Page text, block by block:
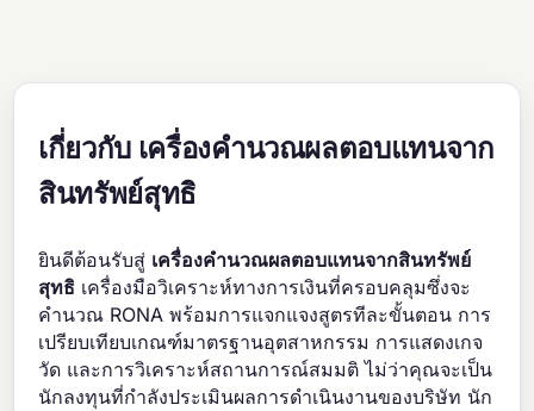
เกี่ยวกับ เครื่องคำนวณผลตอบแทนจาก
สินทรัพย์สุทธิ
ยินดีต้อนรับสู่ เครื่องคำนวณผลตอบแทนจากสินทรัพย์
สุทธิ เครื่องมือวิเคราะห์ทางการเงินที่ครอบคลุมซึ่งจะ
คำนวณ RONA พร้อมการแจกแจงสูตรทีละขั้นตอน การ
เปรียบเทียบเกณฑ์มาตรฐานอุตสาหกรรม การแสดงเกจ
วัด และการวิเคราะห์สถานการณ์สมมติ ไม่ว่าคุณจะเป็น
นักลงทุนที่กำลังประเมินผลการดำเนินงานของบริษัท นัก